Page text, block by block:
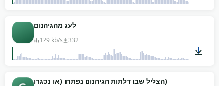
לעג מהגיהנום
129 kb/s 332
הצליל שבו דלתות הגיהנום נפתחו (או נסגרו)